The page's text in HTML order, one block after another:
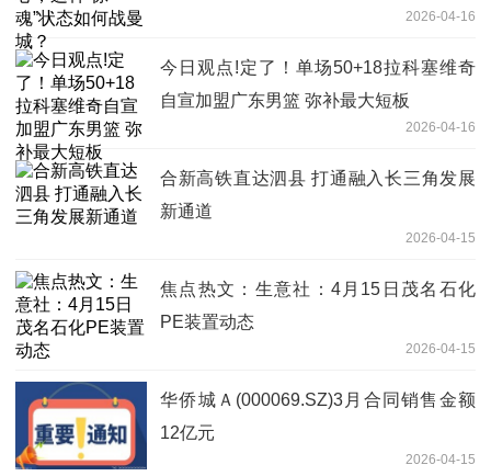
2026-04-16
今日观点!定了！单场50+18拉科塞维奇
自宣加盟广东男篮 弥补最大短板
2026-04-16
合新高铁直达泗县 打通融入长三角发展
新通道
2026-04-15
焦点热文：生意社：4月15日茂名石化
PE装置动态
2026-04-15
华侨城Ａ(000069.SZ)3月合同销售金额
12亿元
2026-04-15